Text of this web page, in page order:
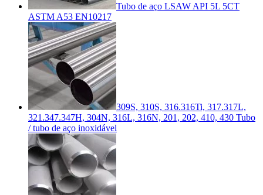
Tubo de aço LSAW API 5L 5CT
ASTM A53 EN10217
309S, 310S, 316.316Ti, 317.317L,
321.347.347H, 304N, 316L, 316N, 201, 202, 410, 430 Tubo
/ tubo de aço inoxidável